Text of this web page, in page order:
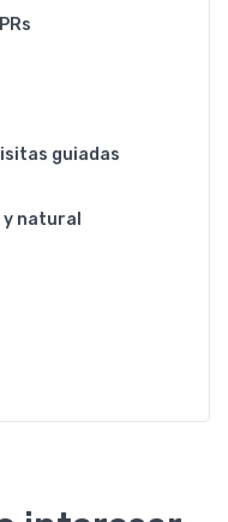
guiadas
natural